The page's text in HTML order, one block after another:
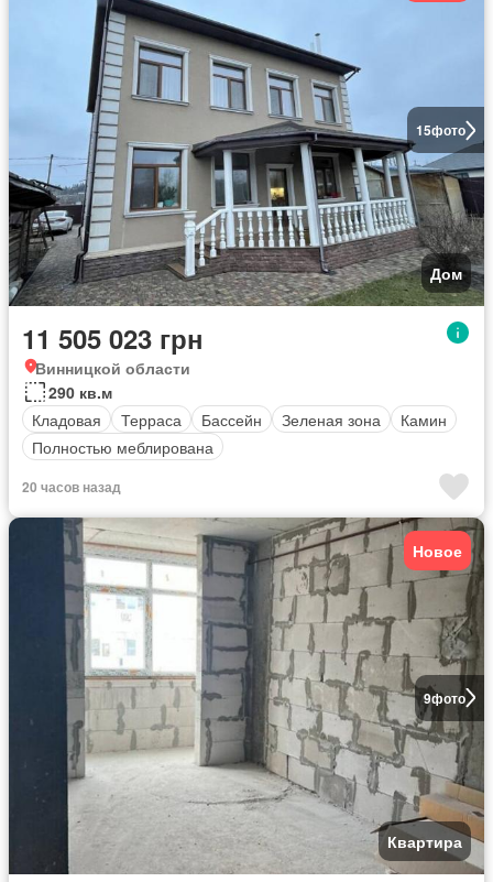
15фото
Дом
11 505 023 грн
Винницкой области
290 кв.м
Кладовая
Терраса Бассейн Зеленая зона
Камин
Полностью меблирована
20 часов назад
9фото
Новое
Квартира